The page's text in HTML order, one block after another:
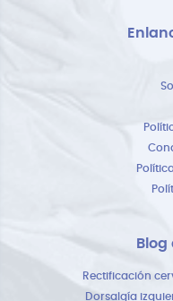
Blog
Rectificación
Dorsalgía